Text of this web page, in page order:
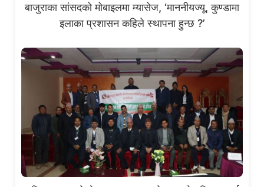
बाजुराका सांसदको मोबाइलमा म्यासेज, ‘माननीयज्यू, कुण्डामा
इलाका प्रशासन कहिले स्थापना हुन्छ ?’